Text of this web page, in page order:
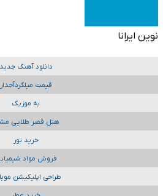
نوین ایرانا
دانلود آهنگ جدید
قیمت میلگردآجدار
به موزیک
هتل قصر طلایی
خرید تور
فروش مواد
طراحی اپلیکیشن